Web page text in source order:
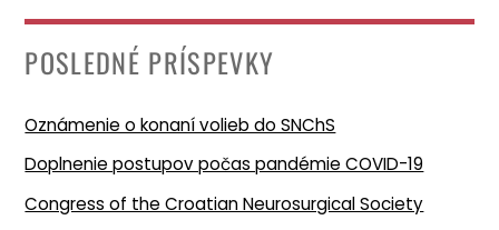
POSLEDNÉ PRÍSPEVKY
Oznámenie o konaní volieb do SNChS
Doplnenie postupov počas pandémie COVID-19
Congress of the Croatian Neurosurgical Society